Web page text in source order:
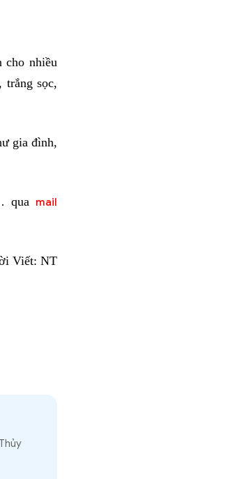
cho nhiều
sọc,
gia đình,
qua
mail
Viết: NT